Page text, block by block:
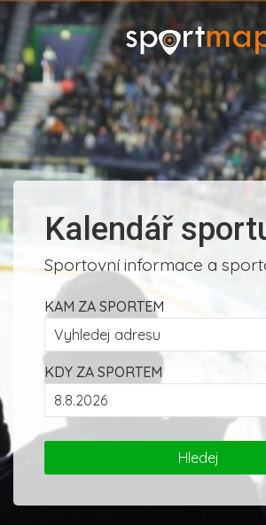
Kalendář
Sportovní informace a
KAM ZA SPORTEM
KDY ZA SPORTEM